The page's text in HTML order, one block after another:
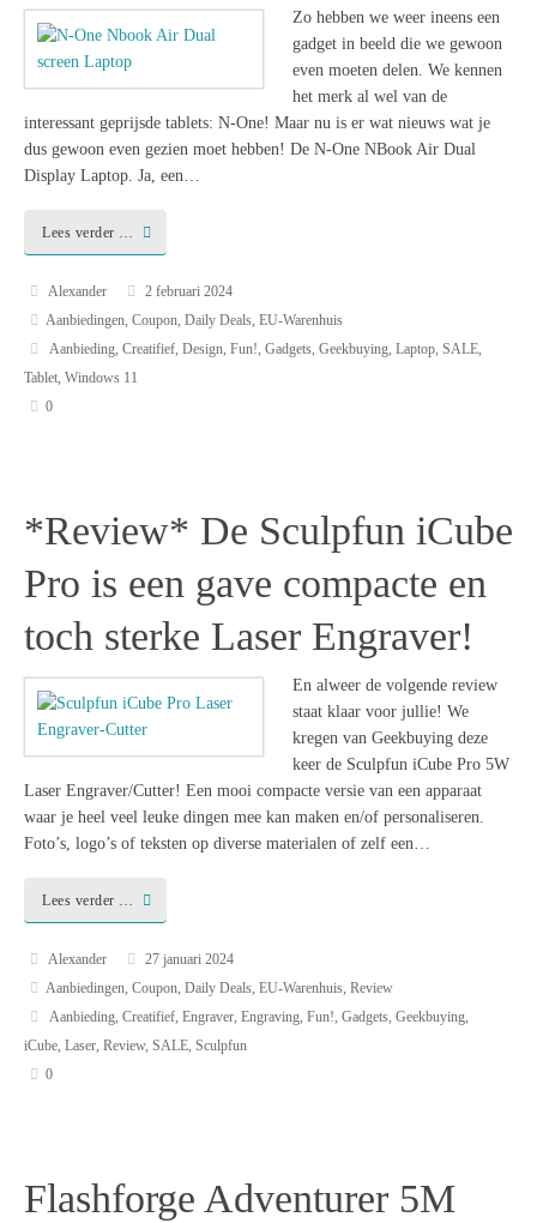
Zo hebben we weer ineens een
gadget in beeld die we gewoon
even moeten delen. We kennen
het merk al wel van de
interessant geprijsde tablets: N-One! Maar nu is er wat nieuws wat je
dus gewoon even gezien moet hebben! De N-One NBook Air Dual
Display Laptop. Ja, een…
Lees verder …
Alexander
2 februari 2024
Aanbiedingen, Coupon, Daily Deals, EU-Warenhuis
Aanbieding, Creatifief, Design, Fun!, Gadgets, Geekbuying, Laptop, SALE,
Tablet, Windows 11
0
*Review* De Sculpfun iCube
Pro is een gave compacte en
toch sterke Laser Engraver!
En alweer de volgende review
staat klaar voor jullie! We
kregen van Geekbuying deze
keer de Sculpfun iCube Pro 5W
Laser Engraver/Cutter! Een mooi compacte versie van een apparaat
waar je heel veel leuke dingen mee kan maken en/of personaliseren.
Foto’s, logo’s of teksten op diverse materialen of zelf een…
Lees verder …
Alexander
27 januari 2024
Aanbiedingen, Coupon, Daily Deals, EU-Warenhuis, Review
Aanbieding, Creatifief, Engraver, Engraving, Fun!, Gadgets, Geekbuying,
iCube, Laser, Review, SALE, Sculpfun
0
Flashforge Adventurer 5M